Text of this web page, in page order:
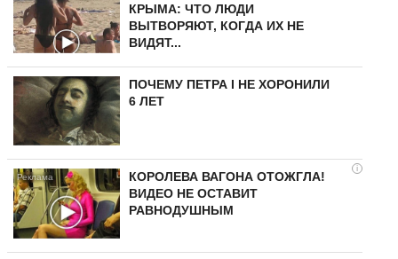
КРЫМА: ЧТО ЛЮДИ
ВЫТВОРЯЮТ, КОГДА ИХ НЕ
ВИДЯТ...
ПОЧЕМУ ПЕТРА I НЕ ХОРОНИЛИ
6 ЛЕТ
i
КОРОЛЕВА ВАГОНА ОТОЖГЛА!
ВИДЕО НЕ ОСТАВИТ
РАВНОДУШНЫМ